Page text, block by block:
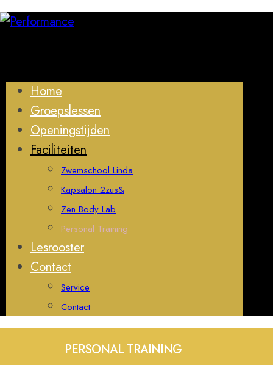
Home
Groepslessen
Openingstijden
Faciliteiten
Zwemschool Linda
Kapsalon 2zus&
Zen Body Lab
Personal Training
Lesrooster
Contact
Service
Contact
PERSONAL TRAINING